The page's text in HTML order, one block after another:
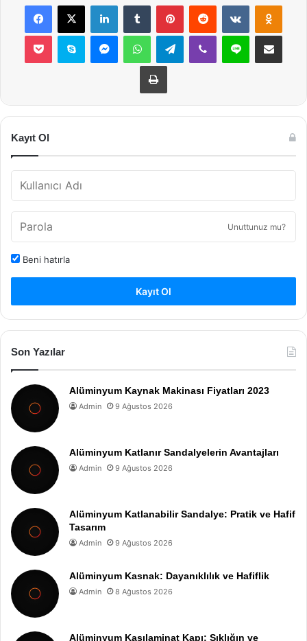
Facebook
X LinkedInTumblr PinterestReddit VKontakte
Pocket Skype MessengerWhatsAppTelegramViber Line E-Posta ile
Yazdır
Kayıt Ol
Unuttunuz mu?
Beni hatırla
Kayıt Ol
Son Yazılar
Alüminyum Kaynak Makinası Fiyatları 2023
Admin 9 Ağustos 2026
Alüminyum Katlanır Sandalyelerin Avantajları
Admin 9 Ağustos 2026
Alüminyum Katlanabilir Sandalye: Pratik ve Hafif
Tasarım
Admin 9 Ağustos 2026
Alüminyum Kasnak: Dayanıklılık ve Hafiflik
Admin 8 Ağustos 2026
Alüminyum Kasılaminat Kapı: Şıklığın ve